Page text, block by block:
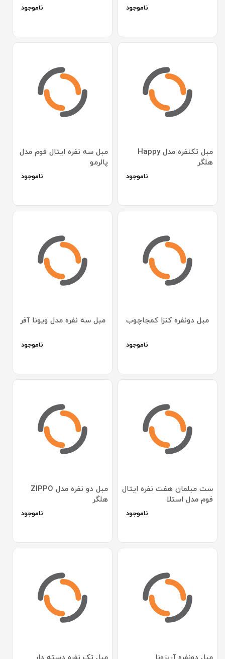
ناموجود ناموجود
مبل تکنفره مدل Happy
هلگر
ناموجود
مبل سه نفره ایتال فوم مدل
پالرمو
ناموجود
مبل دونفره کنزا کمجاچوب
ناموجود
مبل سه نفره مدل ویونا آفر
ناموجود
ست مبلمان هفت نفره ایتال
فوم مدل استلا
ناموجود
مبل دو نفره مدل ZIPPO
هلگر
ناموجود